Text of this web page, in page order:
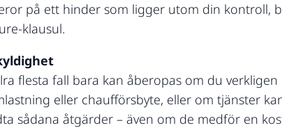
på ett hinder som ligger utom din kontroll,
klausul.
flesta fall bara kan åberopas om du
eller chaufförsbyte, eller om tjänster
sådana åtgärder – även om de medför en